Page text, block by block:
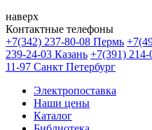
наверх
Контактные телефоны
+7(342) 237-80-08 Пермь
239-24-03 Казань +7(391) 214-
11-97 Санкт Петербург
Электропоставка
Наши цены
Каталог